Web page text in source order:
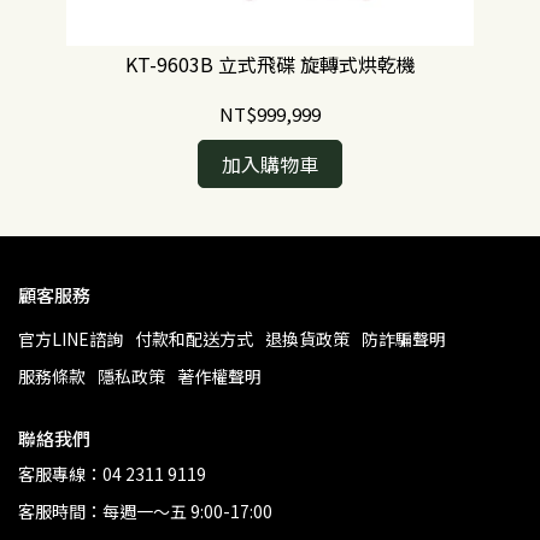
KT-9603B 立式飛碟 旋轉式烘乾機
NT$999,999
加入購物車
顧客服務
官方LINE諮詢 付款和配送方式 退換貨政策 防詐騙聲明
服務條款 隱私政策 著作權聲明
聯絡我們
客服專線：04 2311 9119
客服時間：每週一～五 9:00-17:00